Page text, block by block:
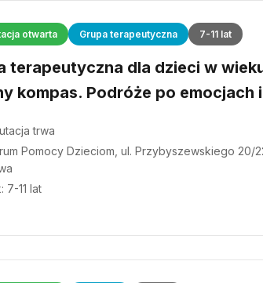
otwarta Grupa terapeutyczna 7-11 lat
terapeutyczna dla dzieci w
kompas. Podróże po emocjach
trwa
Pomocy Dzieciom, ul. Przybyszewskiego 20/
7-11 lat